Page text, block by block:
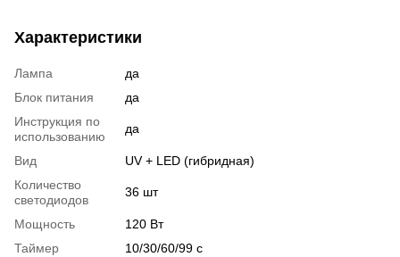
Характеристики
Лампа
да
Блок питания
да
Инструкция по
использованию
да
Вид
UV + LED (гибридная)
Количество
светодиодов
36 шт
Мощность
120 Вт
Таймер
10/30/60/99 с